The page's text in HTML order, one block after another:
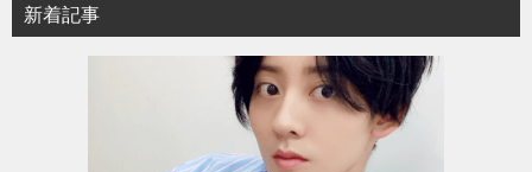
新着記事